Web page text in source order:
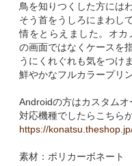
鳥を知りつくした方には
そう首をうしろにまわし
情をとらえました。オ
の画面ではなくケースを
うにくれぐれも気をつけ
鮮やかなフルカラープリン
Androidの方はカスタムオ
対応機種でしたらこちら
https://
素材：ポリカーボネート